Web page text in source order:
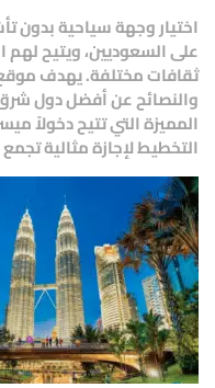
اختيار وجهة سياحية بدون
على السعوديين، ويتيح
ثقافات مختلفة. يهدف
والنصائح عنأفضل دول
المميزة التي تتيح دخولاً
التخطيط لإجازة مثالية